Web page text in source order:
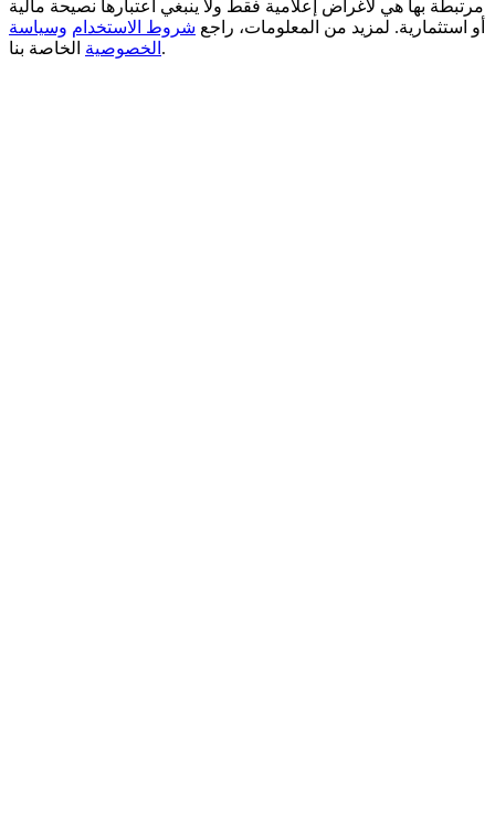
مرتبطة بها هي لأغراض إعلامية فقط ولا ينبغي اعتبارها نصيحة مالية
أو استثمارية. لمزيد من المعلومات، راجع شروط الاستخدام وسياسة
الخصوصية الخاصة بنا.